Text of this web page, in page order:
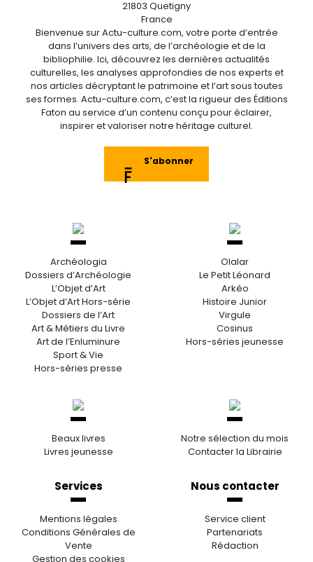
21803 Quetigny
France
Bienvenue sur Actu-culture.com, votre porte d’entrée
dans l’univers des arts, de l’archéologie et de la
bibliophilie. Ici, découvrez les dernières actualités
culturelles, les analyses approfondies de nos experts et
nos articles décryptant le patrimoine et l’art sous toutes
ses formes. Actu-culture.com, c’est la rigueur des Éditions
Faton au service d’un contenu conçu pour éclairer,
inspirer et valoriser notre héritage culturel.
S'abonner
Archéologia
Dossiers d’Archéologie
L’Objet d’Art
L’Objet d’Art Hors-série
Dossiers de l’Art
Art & Métiers du Livre
Art de l’Enluminure
Sport & Vie
Hors-séries presse
Olalar
Le Petit Léonard
Arkéo
Histoire Junior
Virgule
Cosinus
Hors-séries jeunesse
Beaux livres
Livres jeunesse
Notre sélection du mois
Contacter la Librairie
Services
Mentions légales
Conditions Générales de
Vente
Gestion des cookies
Nous contacter
Service client
Partenariats
Rédaction